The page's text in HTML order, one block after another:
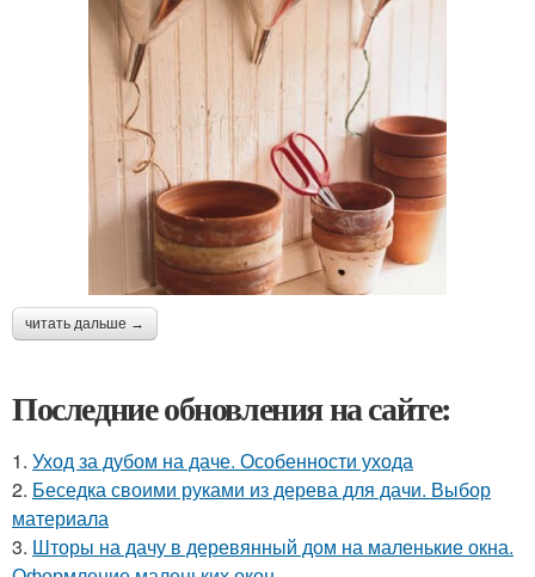
читать дальше →
Последние обновления на сайте:
1. Уход за дубом на даче. Особенности ухода
2. Беседка своими руками из дерева для дачи. Выбор
материала
3. Шторы на дачу в деревянный дом на маленькие окна.